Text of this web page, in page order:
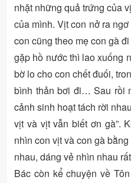
nhặt những quả trứng của
của mình. Vịt con nở ra
con cũng theo mẹ con gà
gặp hồ nước thì lao xuống
bờ lo cho con chết đuối,
bình thản bơi đi… Sau rồi
cảnh sinh hoạt tách rời
vịt và vịt vẫn biết ơn gà”.
nhìn con vịt và con gà
nhau, dáng vẻ nhìn nhau
Bác còn kể chuyện về